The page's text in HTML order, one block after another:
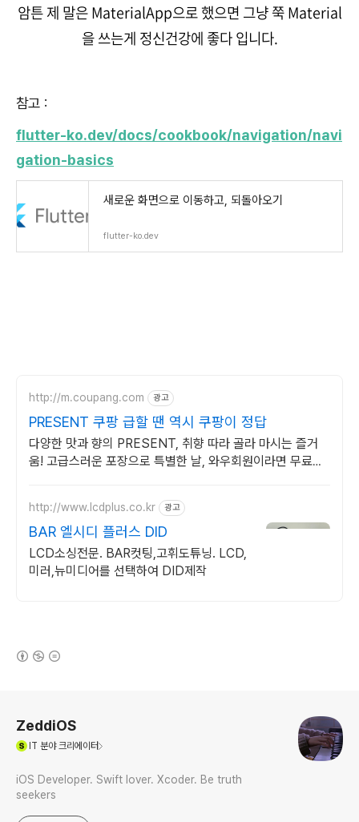
암튼 제 말은 MaterialApp으로 했으면 그냥 쭉 Material
을 쓰는게 정신건강에 좋다 입니다.
참고 :
flutter-ko.dev/docs/cookbook/navigation/navi
gation-basics
새로운 화면으로 이동하고, 되돌아오기
flutter-ko.dev
http://m.coupang.com 광고
PRESENT 쿠팡 급할 땐 역시 쿠팡이 정답
다양한 맛과 향의 PRESENT, 취향 따라 골라 마시는 즐거
움! 고급스러운 포장으로 특별한 날, 와우회원이라면 무료배
http://www.lcdplus.co.kr 광고
BAR 엘시디 플러스 DID
LCD소싱전문. BAR컷팅,고휘도튜닝. LCD,
미러,뉴미디어를 선택하여 DID제작
ZeddiOS
IT 분야 크리에이터
iOS Developer. Swift lover. Xcoder. Be truth
seekers